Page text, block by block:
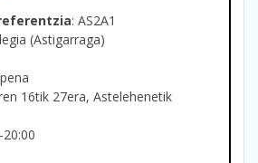
: AS2A1
(Astigarraga)
16tik 27era, Astelehenetik
20:00